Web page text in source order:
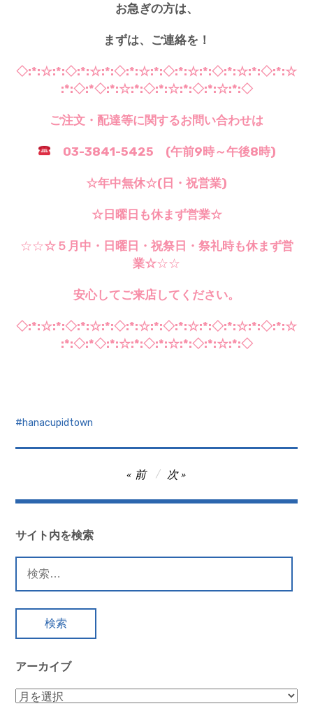
お急ぎの方は、
まずは、ご連絡を！
◇:*:☆:*:◇:*:☆:*:◇:*:☆:*:◇:*:☆:*:◇:*:☆:*:◇:*:☆
:*:◇:*◇:*:☆:*:◇:*:☆:*:◇:*:☆:*:◇
ご注文・配達等に関するお問い合わせは
03-3841-5425 (午前9時～午後8時)
☆年中無休☆(日・祝営業)
☆日曜日も休まず営業☆
☆☆☆５月中・日曜日・祝祭日・祭礼時も休まず営
業☆☆☆
安心してご来店してください。
◇:*:☆:*:◇:*:☆:*:◇:*:☆:*:◇:*:☆:*:◇:*:☆:*:◇:*:☆
:*:◇:*◇:*:☆:*:◇:*:☆:*:◇:*:☆:*:◇
hanacupidtown
稿
ビ
ゲ
ー
シ
前 次
サイト内を検索
索:
アーカイブ
ア